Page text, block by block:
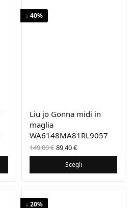
↓ 40%
Liu jo Gonna midi in
maglia
WA6148MA81RL9057
149,00€ Il prezzo
originale
era:
149,00 €.
89,40€Il
prezzo
attuale
è:
89,40 €.
Scegli
↓ 20%